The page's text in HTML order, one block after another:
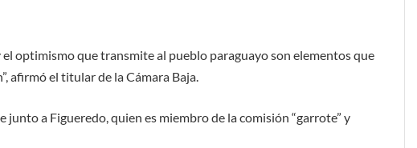
el optimismo que transmite al pueblo paraguayo son elementos que
afirmó el titular de la Cámara Baja.
a Figueredo, quien es miembro de la comisión “garrote” y